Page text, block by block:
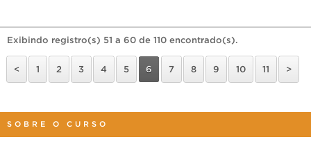
Exibindo registro(s) 51 a 60 de 110 encontrado(s).
< 1 2 3 4 5 6 7 8 9 10 11 >
SOBRE O CURSO